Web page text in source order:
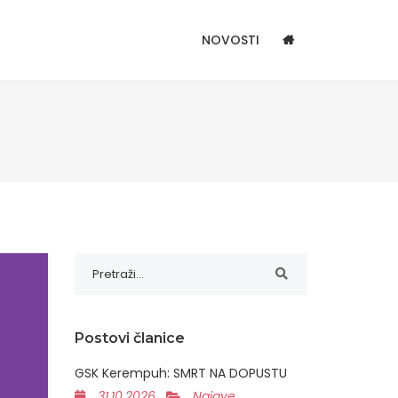
NOVOSTI
Postovi članice
GSK Kerempuh: SMRT NA DOPUSTU